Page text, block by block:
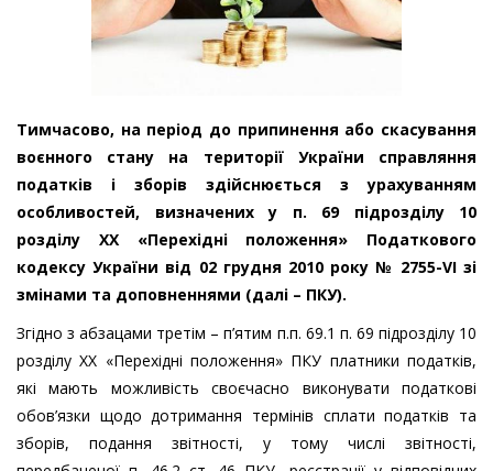
Тимчасово, на період до припинення або скасування
воєнного стану на території України справляння
податків і зборів здійснюється з урахуванням
особливостей, визначених у п. 69 підрозділу 10
розділу XX «Перехідні положення» Податкового
кодексу України від 02 грудня 2010 року № 2755-VI зі
змінами та доповненнями (далі – ПКУ).
Згідно з абзацами третім – п’ятим п.п. 69.1 п. 69 підрозділу 10
розділу XX «Перехідні положення» ПКУ платники податків,
які мають можливість своєчасно виконувати податкові
обов’язки щодо дотримання термінів сплати податків та
зборів, подання звітності, у тому числі звітності,